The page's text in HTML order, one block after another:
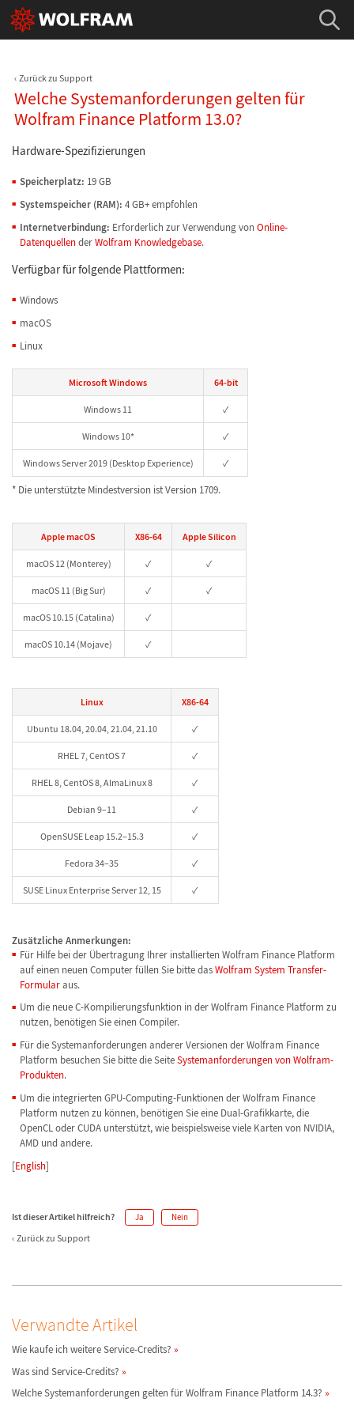
Zurück zu Support
Welche Systemanforderungen gelten für
Wolfram Finance Platform 13.0?
Hardware-Spezifizierungen
Speicherplatz: 19 GB
Systemspeicher (RAM): 4 GB+ empfohlen
Internetverbindung: Erforderlich zur Verwendung von Online-
DatenquellenderWolfram Knowledgebase.
Verfügbar für folgende Plattformen:
Windows
macOS
Linux
Microsoft Windows 64-bit
Windows 11 ✓
Windows 10* ✓
Windows Server 2019 (Desktop Experience) ✓
* Die unterstützte Mindestversion ist Version 1709.
Apple macOS X86-64 Apple Silicon
macOS 12 (Monterey) ✓ ✓
macOS 11 (Big Sur) ✓ ✓
macOS 10.15 (Catalina) ✓
macOS 10.14 (Mojave) ✓
Linux X86-64
Ubuntu 18.04, 20.04, 21.04, 21.10 ✓
RHEL 7, CentOS 7 ✓
RHEL 8, CentOS 8, AlmaLinux 8 ✓
Debian 9–11 ✓
OpenSUSE Leap 15.2–15.3 ✓
Fedora 34–35 ✓
SUSE Linux Enterprise Server 12, 15 ✓
Zusätzliche Anmerkungen:
Für Hilfe bei der Übertragung Ihrer installierten Wolfram Finance Platform
auf einen neuen Computer füllen Sie bitte dasWolfram System Transfer-
Formularaus.
Um die neue C-Kompilierungsfunktion in der Wolfram Finance Platform zu
nutzen, benötigen Sie einen Compiler.
Für die Systemanforderungen anderer Versionen der Wolfram Finance
Platform besuchen Sie bitte die SeiteSystemanforderungen von Wolfram-
Produkten.
Um die integrierten GPU-Computing-Funktionen der Wolfram Finance
Platform nutzen zu können, benötigen Sie eine Dual-Grafikkarte, die
OpenCL oder CUDA unterstützt, wie beispielsweise viele Karten von NVIDIA,
AMD und andere.
[English]
Ist dieser Artikel hilfreich? Ja Nein
Zurück zu Support
Verwandte Artikel
Wie kaufe ich weitere Service-Credits?
Was sind Service-Credits?
Welche Systemanforderungen gelten für Wolfram Finance Platform 14.3?